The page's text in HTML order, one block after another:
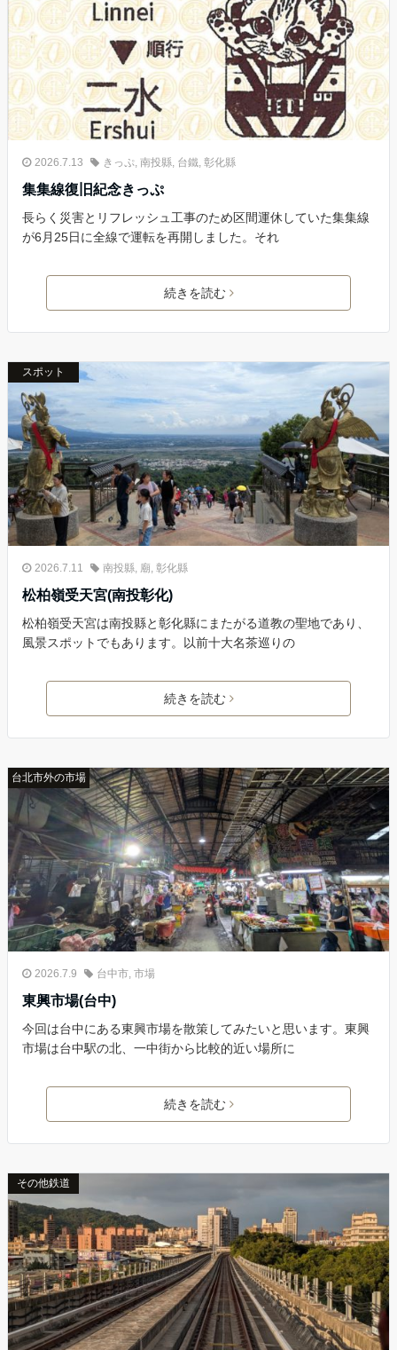
2026.7.13 きっぷ, 南投縣, 台鐵, 彰化縣
集集線復旧紀念きっぷ
長らく災害とリフレッシュ工事のため区間運休していた集集線
が6月25日に全線で運転を再開しました。それ
続きを読む
スポット
2026.7.11 南投縣, 廟, 彰化縣
松柏嶺受天宮(南投彰化)
松柏嶺受天宮は南投縣と彰化縣にまたがる道教の聖地であり、
風景スポットでもあります。以前十大名茶巡りの
続きを読む
台北市外の市場
2026.7.9 台中市, 市場
東興市場(台中)
今回は台中にある東興市場を散策してみたいと思います。東興
市場は台中駅の北、一中街から比較的近い場所に
続きを読む
その他鉄道